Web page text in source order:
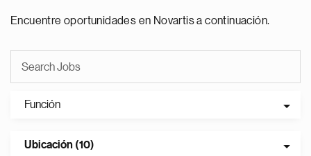
Encuentre oportunidades en Novartis a continuación.
Función
Ubicación (10)